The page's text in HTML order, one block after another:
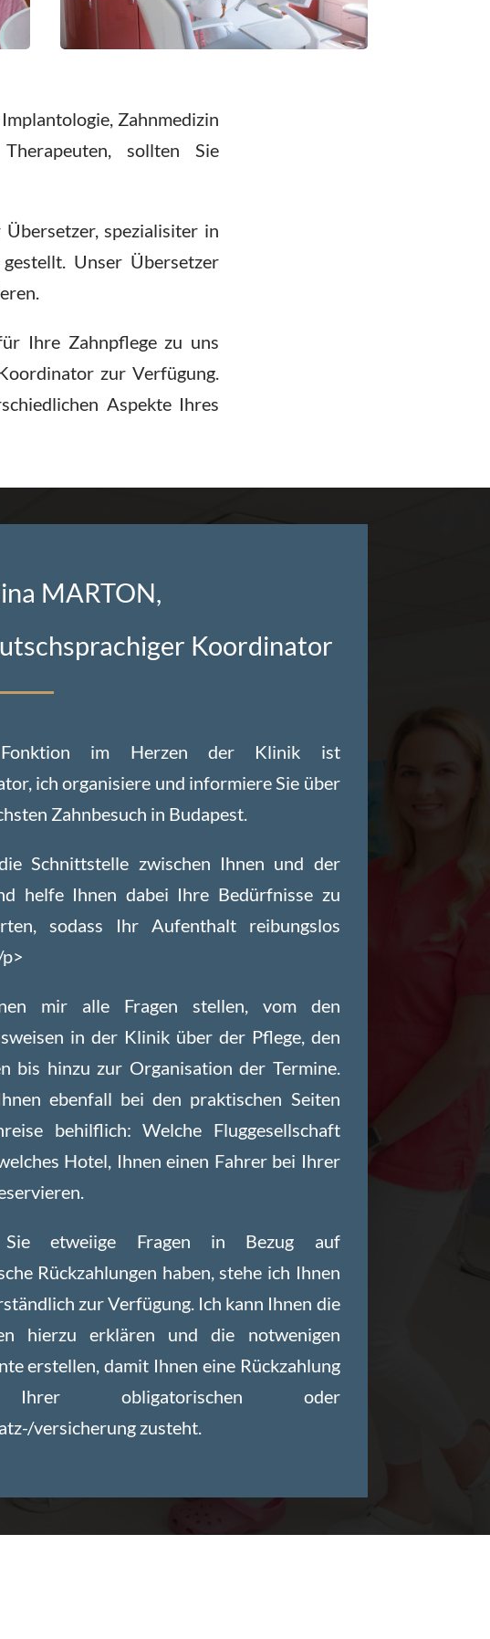
Zahnmedizin
sollten Sie
spezialisiter in
Unser Übersetzer
Ihre Zahnpflege zu uns
zur Verfügung.
Aspekte Ihres
MARTON,
Koordinator
im Herzen der Klinik ist
ich organisiere und informiere Sie über
Zahnbesuch in Budapest.
Schnittstelle zwischen Ihnen und der
helfe Ihnen dabei Ihre Bedürfnisse zu
sodass Ihr Aufenthalt reibungslos
mir alle Fragen stellen, vom den
in der Klinik über der Pflege, den
bis hinzu zur Organisation der Termine.
ebenfall bei den praktischen Seiten
behilflich: Welche Fluggesellschaft
Hotel, Ihnen einen Fahrer bei Ihrer
Sie etweiige Fragen in Bezug auf
Rückzahlungen haben, stehe ich Ihnen
zur Verfügung. Ich kann Ihnen die
hierzu erklären und die notwenigen
erstellen, damit Ihnen eine Rückzahlung
obligatorischen oder
versicherung zusteht.